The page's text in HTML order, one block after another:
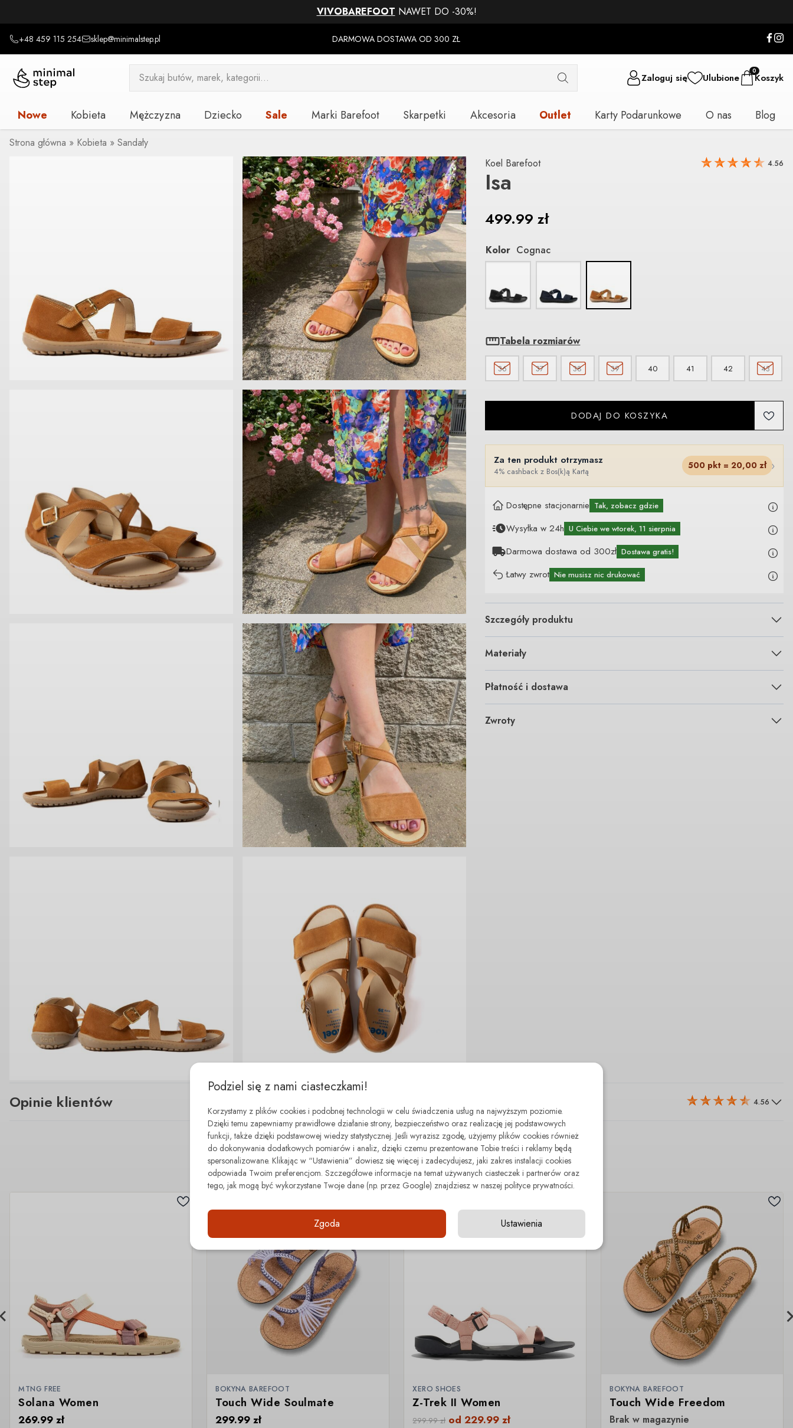
VIVOBAREFOOT NAWET DO -30%!
+48 459 115 254 sklep@minimalstep.pl DARMOWA DOSTAWA OD 300 ZŁ
Wyszukiwarka
produktów Zaloguj się Ulubione
0
Koszyk
Nowe Kobieta Mężczyzna Dziecko Sale Marki Barefoot Skarpetki Akcesoria Outlet Karty Podarunkowe O nas Blog
Strona główna » Kobieta » Sandały
Koel Barefoot
4.56
Isa
499.99zł
Kolor Cognac
Tabela rozmiarów
36 37 38 39 40 41 42 43
DODAJ DO KOSZYKA
Za ten produkt otrzymasz
4% cashback z Bos(k)ą Kartą
500 pkt = 20,00 zł ›
Dostępne stacjonarnie Tak, zobacz gdzie
Wysyłka w 24h U Ciebiewe wtorek, 11 sierpnia
Darmowa dostawa od 300zł Dostawa gratis!
Łatwy zwrot Nie musisz nic drukować
Szczegóły produktu
Materiały
Płatność i dostawa
Zwroty
Opinie klientów 4.56
minimal step
Z tej samej kategorii
MTNG FREE
Solana Women
269.99zł
BOKYNA BAREFOOT
Touch Wide Soulmate
299.99zł
XERO SHOES
Z-Trek II Women
299.99zł od229.99zł
BOKYNA BAREFOOT
Touch Wide Freedom
Brak w magazynie
Podziel się z nami ciasteczkami!
Korzystamy z plików cookies i podobnej technologii w celu świadczenia usług na najwyższym poziomie.
Dzięki temu zapewniamy prawidłowe działanie strony, bezpieczeństwo oraz realizację jej podstawowych
funkcji, także dzięki podstawowej wiedzy statystycznej. Jeśli wyrazisz zgodę, użyjemy plików cookies również
do dokonywania dodatkowych pomiarów i analiz, dzięki czemu prezentowane Tobie treści i reklamy będą
spersonalizowane. Klikając w “Ustawienia” dowiesz się więcej i zadecydujesz, jaki zakres instalacji cookies
odpowiada Twoim preferencjom. Szczegółowe informacje na temat używanych ciasteczek i partnerów oraz
tego, jak mogą być wykorzystane Twoje dane (np. przez Google) znajdziesz w naszej polityce prywatności.
Zgoda Ustawienia